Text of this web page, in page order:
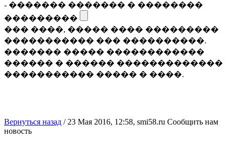
- ������� ������� � ��������
���������
��� ����, ����� ���� ���������
����������� ��� ����������.
������� ����� ������������
������ � ������ �������������
����������� ����� � ����.
Вернуться назад / 23 Мая 2016, 12:58, smi58.ru Сообщить нам
новость